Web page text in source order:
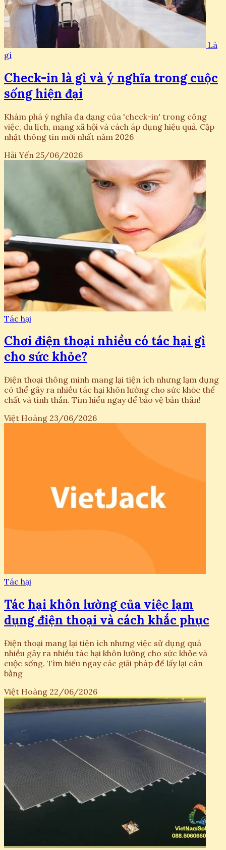
Là
gì
Check-in là gì và ý nghĩa trong cuộc
sống hiện đại
Khám phá ý nghĩa đa dạng của 'check-in' trong công
việc, du lịch, mạng xã hội và cách áp dụng hiệu quả. Cập
nhật thông tin mới nhất năm 2026
Hải Yến 25/06/2026
Tác hại
Chơi điện thoại nhiều có tác hại gì
cho sức khỏe?
Điện thoại thông minh mang lại tiện ích nhưng lạm dụng
có thể gây ra nhiều tác hại khôn lường cho sức khỏe thể
chất và tinh thần. Tìm hiểu ngay để bảo vệ bản thân!
Việt Hoàng 23/06/2026
Tác hại
Tác hại khôn lường của việc lạm
dụng điện thoại và cách khắc phục
Điện thoại mang lại tiện ích nhưng việc sử dụng quá
nhiều gây ra nhiều tác hại khôn lường cho sức khỏe và
cuộc sống. Tìm hiểu ngay các giải pháp để lấy lại cân
bằng
Việt Hoàng 22/06/2026